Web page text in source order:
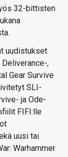
32-bittisten
uudistukset
Deliverance-,
Gear Survive
SLI-
ja Ode-
FIFI:lle
uusi tai
Warhammer